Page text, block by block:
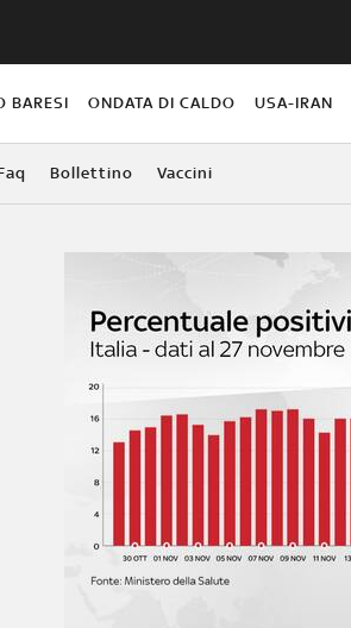
BARESI ONDATA DI CALDO USA-IRAN
Bollettino Vaccini